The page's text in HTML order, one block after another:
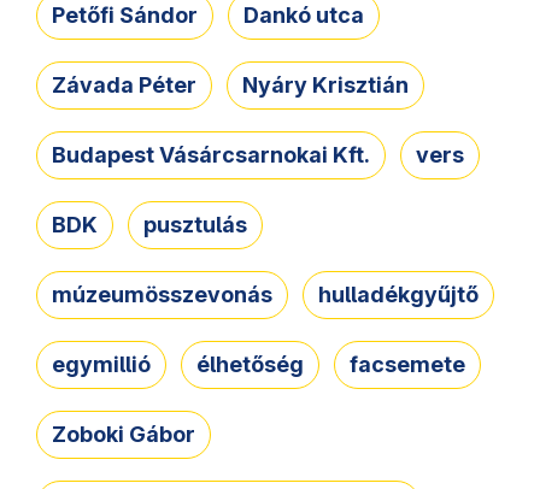
Petőfi Sándor Dankó utca
Závada Péter Nyáry Krisztián
Budapest Vásárcsarnokai Kft. vers
BDK pusztulás
múzeumösszevonás hulladékgyűjtő
egymillió élhetőség facsemete
Zoboki Gábor